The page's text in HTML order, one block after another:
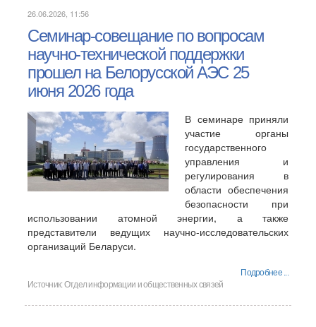
26.06.2026, 11:56
Семинар-совещание по вопросам
научно-технической поддержки
прошел на Белорусской АЭС 25
июня 2026 года
В семинаре приняли
участие органы
государственного
управления и
регулирования в
области обеспечения
безопасности при
использовании атомной энергии, а также
представители ведущих научно-исследовательских
организаций Беларуси.
Подробнее ...
Источник:Отдел информации и общественных связей